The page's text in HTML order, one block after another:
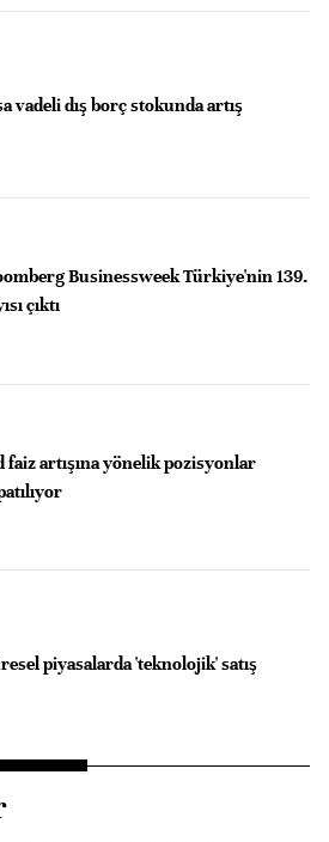
vadeli dış borç stokunda artış
Businessweek Türkiye'nin 139.
çıktı
faiz artışına yönelik pozisyonlar
piyasalarda 'teknolojik' satış